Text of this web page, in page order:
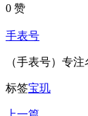
0 赞
手表号
（手表号）专
标签宝玑